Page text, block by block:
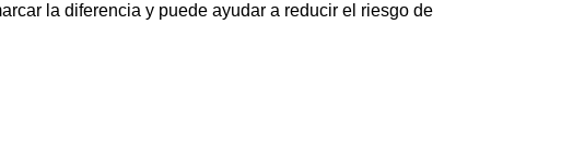
la diferencia y puede ayudar a reducir el riesgo de